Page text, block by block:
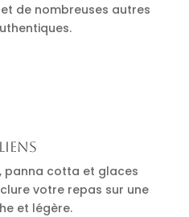
de nombreuses autres
panna cotta et glaces
votre repas sur une
et légère.